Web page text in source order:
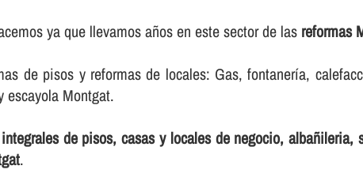
ya que llevamos años en este sector de las reformas
de pisos y reformas de locales: Gas, fontanerí­a,
Montgat.
de pisos, casas y locales de negocio,
.